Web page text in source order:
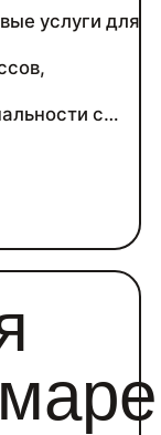
услуги для
с
мотивации
метрик
по
бизнеса